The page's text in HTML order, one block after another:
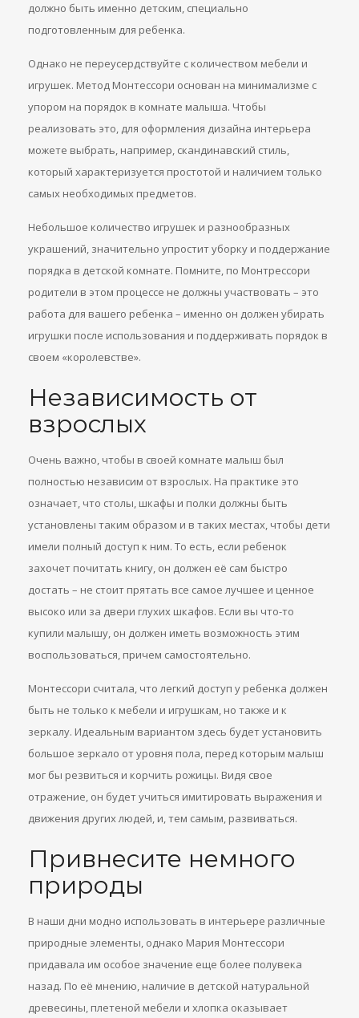
должно быть именно детским, специально
подготовленным для ребенка.
Однако не переусердствуйте с количеством мебели и
игрушек. Метод Монтессори основан на минимализме с
упором на порядок в комнате малыша. Чтобы
реализовать это, для оформления дизайна интерьера
можете выбрать, например, скандинавский стиль,
который характеризуется простотой и наличием только
самых необходимых предметов.
Небольшое количество игрушек и разнообразных
украшений, значительно упростит уборку и поддержание
порядка в детской комнате. Помните, по Монтрессори
родители в этом процессе не должны участвовать – это
работа для вашего ребенка – именно он должен убирать
игрушки после использования и поддерживать порядок в
своем «королевстве».
Независимость от
взрослых
Очень важно, чтобы в своей комнате малыш был
полностью независим от взрослых. На практике это
означает, что столы, шкафы и полки должны быть
установлены таким образом и в таких местах, чтобы дети
имели полный доступ к ним. То есть, если ребенок
захочет почитать книгу, он должен её сам быстро
достать – не стоит прятать все самое лучшее и ценное
высоко или за двери глухих шкафов. Если вы что-то
купили малышу, он должен иметь возможность этим
воспользоваться, причем самостоятельно.
Монтессори считала, что легкий доступ у ребенка должен
быть не только к мебели и игрушкам, но также и к
зеркалу. Идеальным вариантом здесь будет установить
большое зеркало от уровня пола, перед которым малыш
мог бы резвиться и корчить рожицы. Видя свое
отражение, он будет учиться имитировать выражения и
движения других людей, и, тем самым, развиваться.
Привнесите немного
природы
В наши дни модно использовать в интерьере различные
природные элементы, однако Мария Монтессори
придавала им особое значение еще более полувека
назад. По её мнению, наличие в детской натуральной
древесины, плетеной мебели и хлопка оказывает